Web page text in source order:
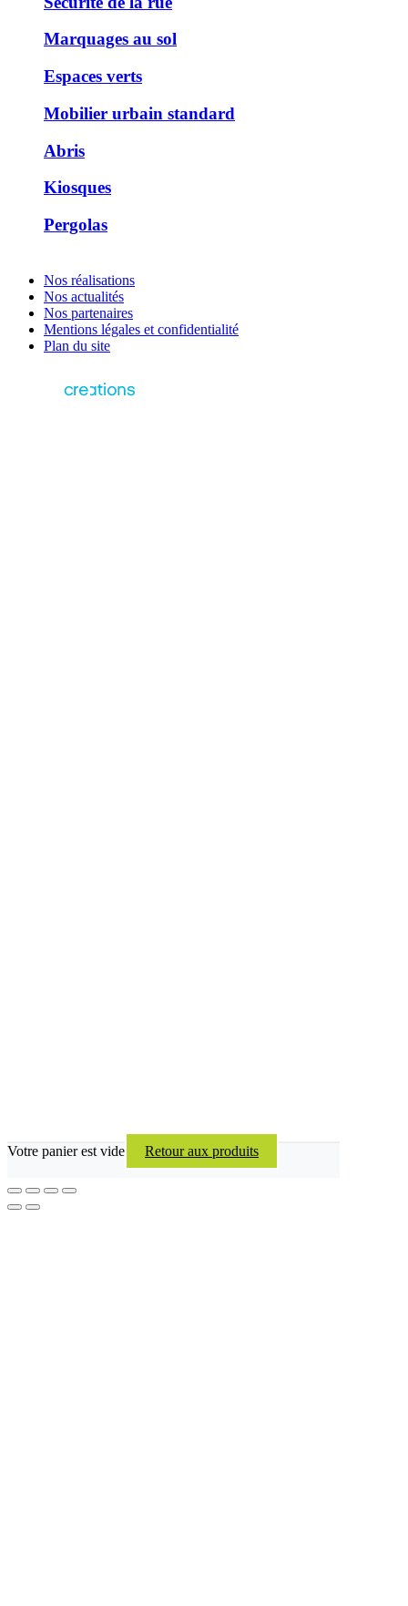
Marquages au sol
Espaces verts
Mobilier urbain standard
Abris
Kiosques
Pergolas
Nos réalisations
Nos actualités
Nos partenaires
Mentions légales et confidentialité
Plan du site
Votre panier est vide Retour aux produits